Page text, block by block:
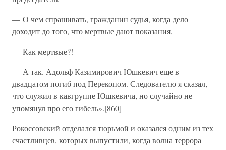
— О чем спрашивать, гражданин судья, когда дело
доходит до того, что мертвые дают показания,
— Как мертвые?!
— А так. Адольф Казимирович Юшкевич еще в
двадцатом погиб под Перекопом. Следователю я сказал,
что служил в кавгруппе Юшкевича, но случайно не
упомянул про его гибель».[860]
Рокоссовский отделался тюрьмой и оказался одним из тех
счастливцев, которых выпустили, когда волна террора